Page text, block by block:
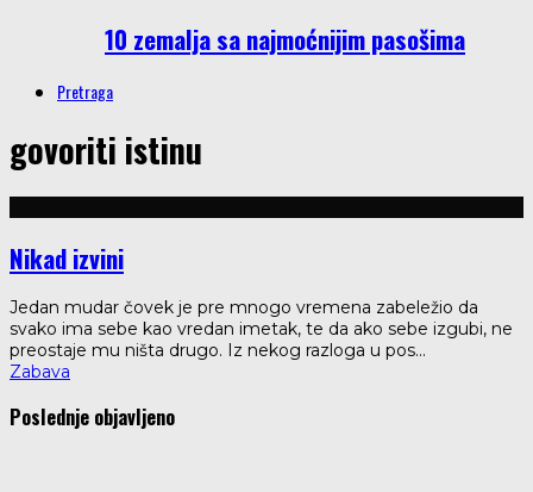
10 zemalja sa najmoćnijim pasošima
Pretraga
govoriti istinu
Nikad izvini
Jedan mudar čovek je pre mnogo vremena zabeležio da
svako ima sebe kao vredan imetak, te da ako sebe izgubi, ne
preostaje mu ništa drugo. Iz nekog razloga u pos...
Zabava
Poslednje objavljeno